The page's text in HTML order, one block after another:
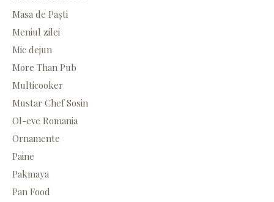
Masa de Paști
Meniul zilei
Mic dejun
More Than Pub
Multicooker
Mustar Chef Sosin
Ol-eve Romania
Ornamente
Paine
Pakmaya
Pan Food